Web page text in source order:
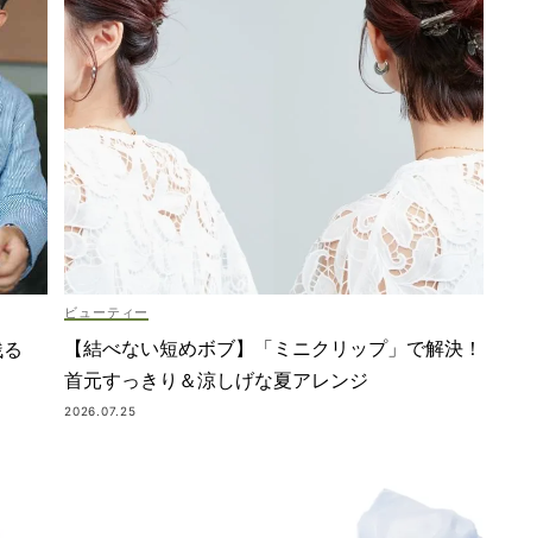
ビューティー
【結べない短めボブ】「ミニクリップ」で解決！
首元すっきり＆涼しげな夏アレンジ
2026.07.25